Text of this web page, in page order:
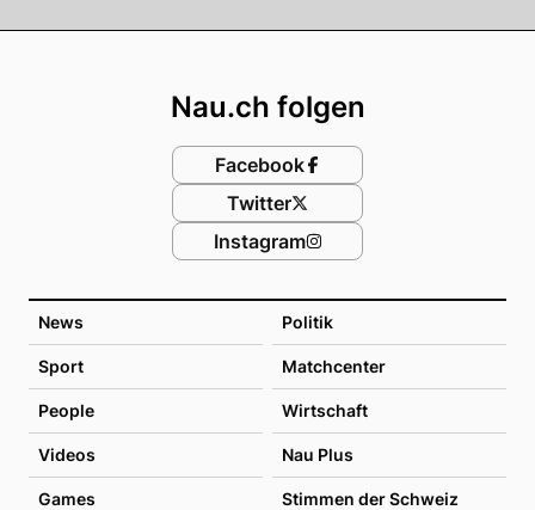
News Politik
Sport Matchcenter
People Wirtschaft
Videos Nau Plus
Games Stimmen der Schweiz
Nau.ch folgen
Facebook
Twitter
Instagram